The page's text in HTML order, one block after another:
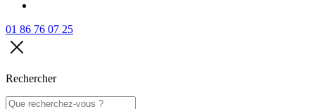
01 86 76 07 25
Rechercher